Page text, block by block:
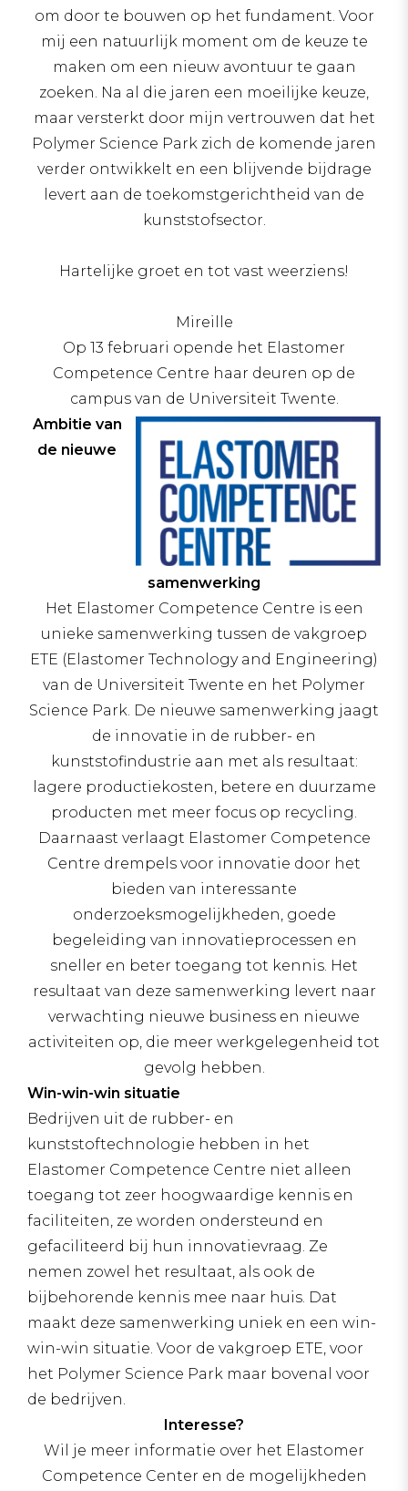
om door te bouwen op het fundament. Voor
mij een natuurlijk moment om de keuze te
maken om een nieuw avontuur te gaan
zoeken. Na al die jaren een moeilijke keuze,
maar versterkt door mijn vertrouwen dat het
Polymer Science Park zich de komende jaren
verder ontwikkelt en een blijvende bijdrage
levert aan de toekomstgerichtheid van de
kunststofsector.
Hartelijke groet en tot vast weerziens!
Mireille
Op 13 februari opende het Elastomer
Competence Centre haar deuren op de
campus van de Universiteit Twente.
Ambitie van
de nieuwe
samenwerking
Het Elastomer Competence Centre is een
unieke samenwerking tussen de vakgroep
ETE (Elastomer Technology and Engineering)
van de Universiteit Twente en het Polymer
Science Park. De nieuwe samenwerking jaagt
de innovatie in de rubber- en
kunststofindustrie aan met als resultaat:
lagere productiekosten, betere en duurzame
producten met meer focus op recycling.
Daarnaast verlaagt Elastomer Competence
Centre drempels voor innovatie door het
bieden van interessante
onderzoeksmogelijkheden, goede
begeleiding van innovatieprocessen en
sneller en beter toegang tot kennis. Het
resultaat van deze samenwerking levert naar
verwachting nieuwe business en nieuwe
activiteiten op, die meer werkgelegenheid tot
gevolg hebben.
Win-win-win situatie
Bedrijven uit de rubber- en
kunststoftechnologie hebben in het
Elastomer Competence Centre niet alleen
toegang tot zeer hoogwaardige kennis en
faciliteiten, ze worden ondersteund en
gefaciliteerd bij hun innovatievraag. Ze
nemen zowel het resultaat, als ook de
bijbehorende kennis mee naar huis. Dat
maakt deze samenwerking uniek en een win-
win-win situatie. Voor de vakgroep ETE, voor
het Polymer Science Park maar bovenal voor
de bedrijven.
Interesse?
Wil je meer informatie over het Elastomer
Competence Center en de mogelijkheden